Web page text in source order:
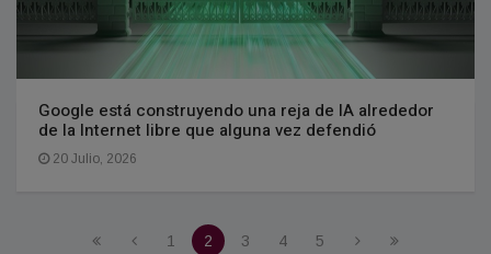
Google está construyendo una reja de IA alrededor
de la Internet libre que alguna vez defendió
20 Julio, 2026
1 2 3 4 5